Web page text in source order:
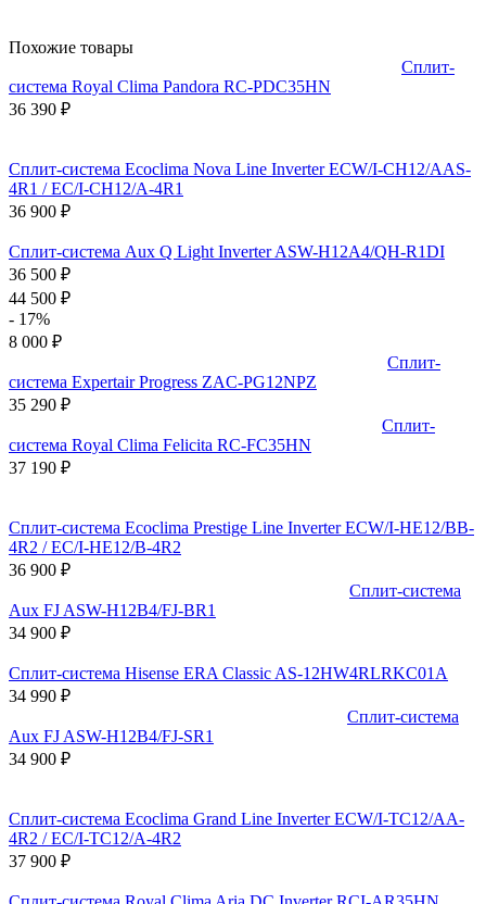
Похожие товары
Сплит-
система Royal Clima Pandora RC-PDC35HN
36 390 ₽
Сплит-система Ecoclima Nova Line Inverter ECW/I-CH12/AAS-
4R1 / EC/I-CH12/A-4R1
36 900 ₽
Сплит-система Aux Q Light Inverter ASW-H12A4/QH-R1DI
36 500 ₽
44 500 ₽
- 17%
8 000 ₽
Сплит-
система Expertair Progress ZAC-PG12NPZ
35 290 ₽
Сплит-
система Royal Clima Felicita RC-FC35HN
37 190 ₽
Сплит-система Ecoclima Prestige Line Inverter ECW/I-HE12/BB-
4R2 / EC/I-HE12/B-4R2
36 900 ₽
Сплит-система
Aux FJ ASW-H12B4/FJ-BR1
34 900 ₽
Сплит-система Hisense ERA Classic AS-12HW4RLRKC01A
34 990 ₽
Сплит-система
Aux FJ ASW-H12B4/FJ-SR1
34 900 ₽
Сплит-система Ecoclima Grand Line Inverter ECW/I-TC12/AA-
4R2 / EC/I-TC12/A-4R2
37 900 ₽